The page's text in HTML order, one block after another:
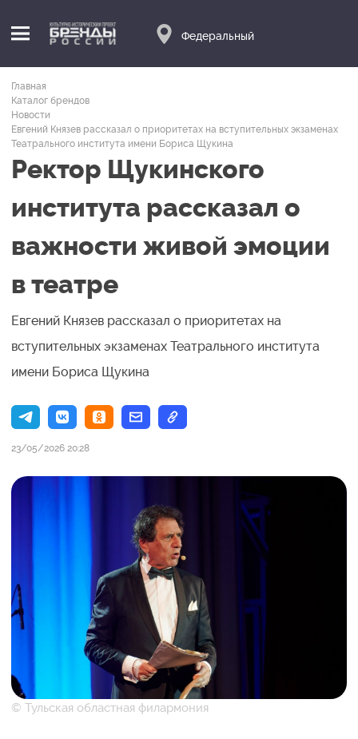
Федеральный
Главная
Каталог брендов
Новости
Евгений Князев рассказал о приоритетах на вступительных экзаменах
Театрального института имени Бориса Щукина
Ректор Щукинского
института рассказал о
важности живой эмоции
в театре
Евгений Князев рассказал о приоритетах на
вступительных экзаменах Театрального института
имени Бориса Щукина
23/05/2026 20:28
© Тульская областная филармония